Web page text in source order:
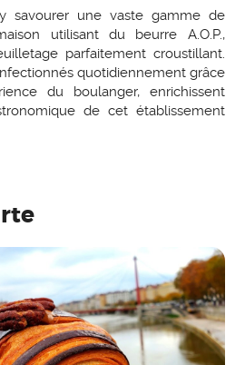
savourer une vaste gamme de
utilisant du beurre A.O.P.,
parfaitement croustillant.
quotidiennement grâce
du boulanger, enrichissent
de cet établissement